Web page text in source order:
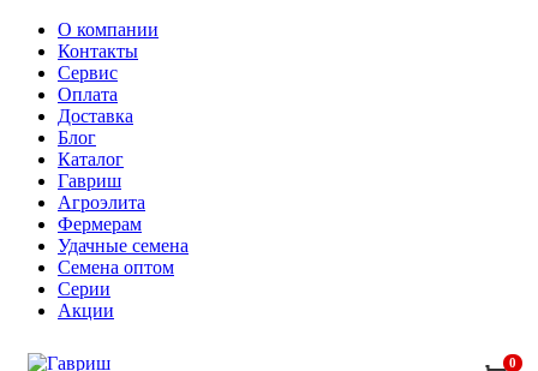
О компании
Контакты
Сервис
Оплата
Доставка
Блог
Каталог
Гавриш
Агроэлита
Фермерам
Удачные семена
Семена оптом
Серии
Акции
0